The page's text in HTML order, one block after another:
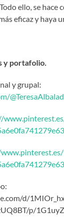
ello, se hace
eficaz y haya
y portafolio.
y grupal:
d/
p/